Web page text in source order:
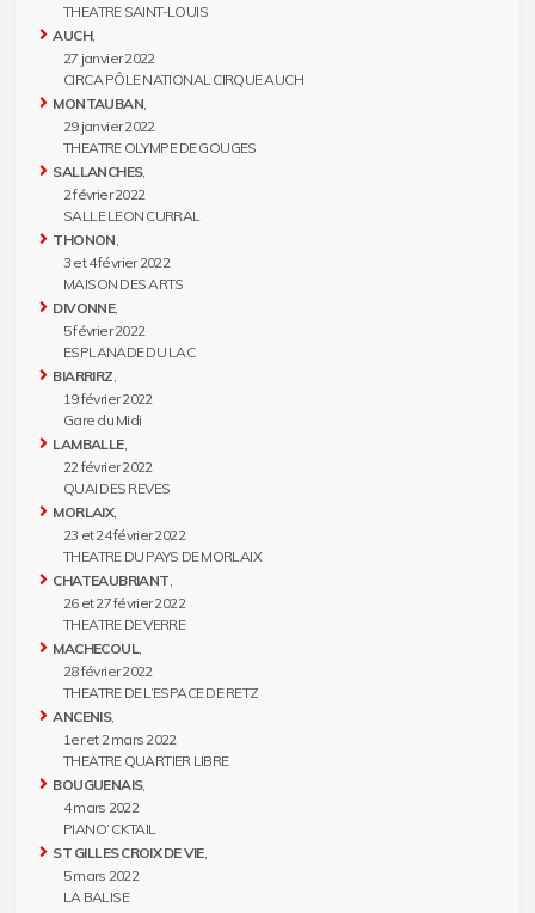
THEATRE SAINT-LOUIS
AUCH,
27 janvier 2022
CIRCA PÔLE NATIONAL CIRQUE AUCH
MONTAUBAN
29 janvier 2022
THEATRE OLYMPE DE GOUGES
SALLANCHES,
2 février 2022
SALLE LEON CURRAL
THONON
3 et 4 février 2022
MAISON DES ARTS
DIVONNE,
5 février 2022
ESPLANADE DU LAC
BIARRIRZ
19 février 2022
Gare du Midi
LAMBALLE,
22 février 2022
QUAI DES REVES
MORLAIX,
23 et 24 février 2022
THEATRE DU PAYS DE MORLAIX
CHATEAUBRIANT
26 et 27 février 2022
THEATRE DE VERRE
MACHECOUL
28 février 2022
THEATRE DE L’ESPACE DE RETZ
ANCENIS,
1er et 2 mars 2022
THEATRE QUARTIER LIBRE
BOUGUENAIS,
4 mars 2022
PIANO’ CKTAIL
ST GILLES CROIX DE VIE,
5 mars 2022
LA BALISE